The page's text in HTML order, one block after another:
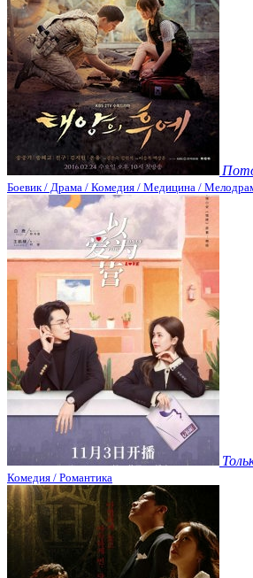
Боевик / Драма / Комедия / Медицина /
Комедия / Романтика